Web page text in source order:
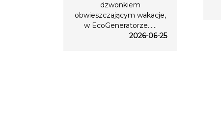
dzwonkiem
obwieszczającym wakacje,
w EcoGeneratorze…...
2026-06-25